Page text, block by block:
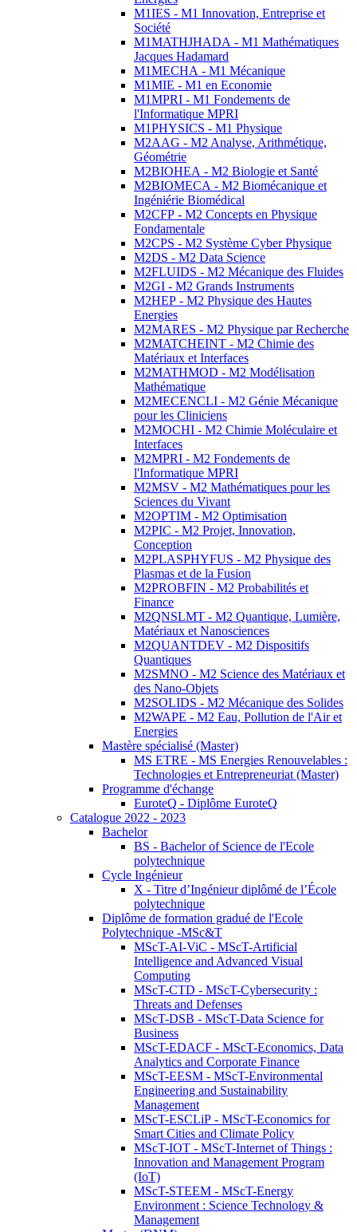
M1IES - M1 Innovation, Entreprise et
Société
M1MATHJHADA - M1 Mathématiques
Jacques Hadamard
M1MECHA - M1 Mécanique
M1MIE - M1 en Economie
M1MPRI - M1 Fondements de
l'Informatique MPRI
M1PHYSICS - M1 Physique
M2AAG - M2 Analyse, Arithmétique,
Géométrie
M2BIOHEA - M2 Biologie et Santé
M2BIOMECA - M2 Biomécanique et
Ingéniérie Biomédical
M2CFP - M2 Concepts en Physique
Fondamentale
M2CPS - M2 Système Cyber Physique
M2DS - M2 Data Science
M2FLUIDS - M2 Mécanique des Fluides
M2GI - M2 Grands Instruments
M2HEP - M2 Physique des Hautes
Energies
M2MARES - M2 Physique par Recherche
M2MATCHEINT - M2 Chimie des
Matériaux et Interfaces
M2MATHMOD - M2 Modélisation
Mathématique
M2MECENCLI - M2 Génie Mécanique
pour les Cliniciens
M2MOCHI - M2 Chimie Moléculaire et
Interfaces
M2MPRI - M2 Fondements de
l'Informatique MPRI
M2MSV - M2 Mathématiques pour les
Sciences du Vivant
M2OPTIM - M2 Optimisation
M2PIC - M2 Projet, Innovation,
Conception
M2PLASPHYFUS - M2 Physique des
Plasmas et de la Fusion
M2PROBFIN - M2 Probabilités et
Finance
M2QNSLMT - M2 Quantique, Lumière,
Matériaux et Nanosciences
M2QUANTDEV - M2 Dispositifs
Quantiques
M2SMNO - M2 Science des Matériaux et
des Nano-Objets
M2SOLIDS - M2 Mécanique des Solides
M2WAPE - M2 Eau, Pollution de l'Air et
Energies
Mastère spécialisé (Master)
MS ETRE - MS Energies Renouvelables :
Technologies et Entrepreneuriat (Master)
Programme d'échange
EuroteQ - Diplôme EuroteQ
Catalogue 2022 - 2023
Bachelor
BS - Bachelor of Science de l'Ecole
polytechnique
Cycle Ingénieur
X - Titre d’Ingénieur diplômé de l’École
polytechnique
Diplôme de formation gradué de l'Ecole
Polytechnique -MSc&T
MScT-AI-ViC - MScT-Artificial
Intelligence and Advanced Visual
Computing
MScT-CTD - MScT-Cybersecurity :
Threats and Defenses
MScT-DSB - MScT-Data Science for
Business
MScT-EDACF - MScT-Economics, Data
Analytics and Corporate Finance
MScT-EESM - MScT-Environmental
Engineering and Sustainability
Management
MScT-ESCLiP - MScT-Economics for
Smart Cities and Climate Policy
MScT-IOT - MScT-Internet of Things :
Innovation and Management Program
(IoT)
MScT-STEEM - MScT-Energy
Environment : Science Technology &
Management